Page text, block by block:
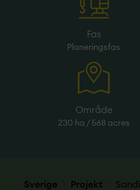
Fas
Planeringsfas
Område
230 ha / 568 acres
Sverige Projekt­